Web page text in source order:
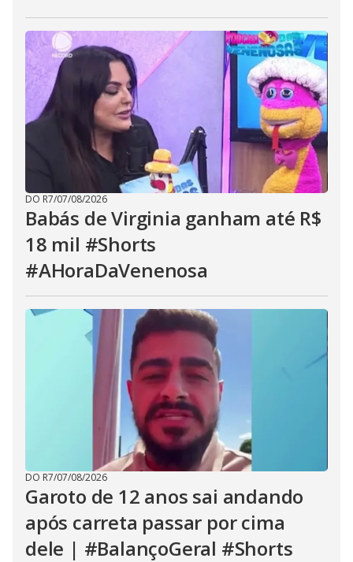
DO R7/07/08/2026
Babás de Virginia ganham até R$
18 mil #Shorts
#AHoraDaVenenosa
DO R7/07/08/2026
Garoto de 12 anos sai andando
após carreta passar por cima
dele | #BalançoGeral #Shorts